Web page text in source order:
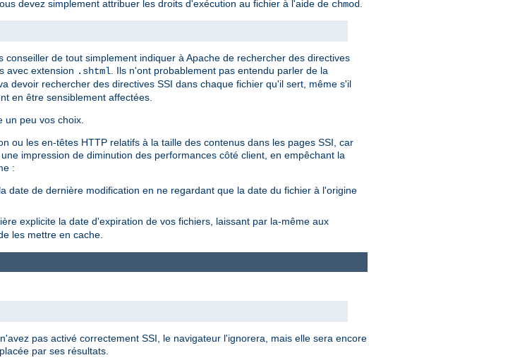
devez simplement attribuer les droits d'exécution au fichier à l'aide de chmod.
de tout simplement indiquer à Apache de rechercher des directives
avec extension .shtml. Ils n'ont probablement pas entendu parler de la
devoir rechercher des directives SSI dans chaque fichier qu'il sert, même s'il
en être sensiblement affectées.
un peu vos choix.
ou les en-têtes HTTP relatifs à la taille des contenus dans les pages SSI, car
impression de diminution des performances côté client, en empêchant la
:
date de dernière modification en ne regardant que la date du fichier à l'origine
explicite la date d'expiration de vos fichiers, laissant par la-même aux
les mettre en cache.
pas activé correctement SSI, le navigateur l'ignorera, mais elle sera encore
par ses résultats.